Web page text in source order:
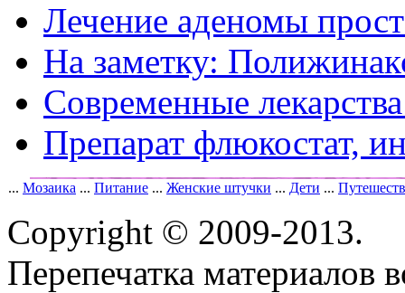
Лечение аденомы
На заметку:
Современные
Препарат флюкостат,
... Мозаика ... Питание ... Женские штучки ... Дети ...
Copyright © 2009-2013.
Перепечатка материалов